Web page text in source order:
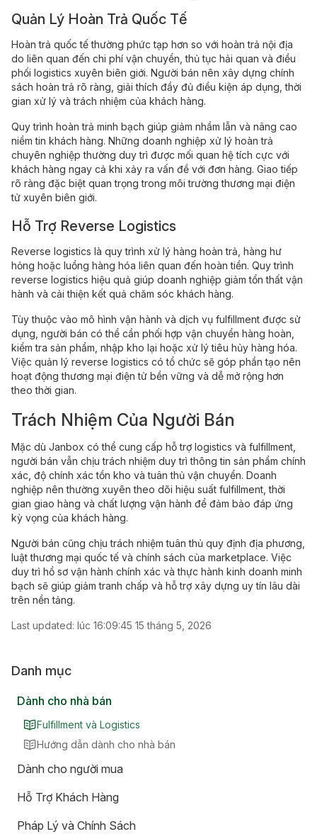
Danh mục
Dành cho nhà bán
Fulfillment và Logistics
Hướng dẫn dành cho nhà bán
Dành cho người mua
Hỗ Trợ Khách Hàng
Pháp Lý và Chính Sách
Quản Lý Hoàn Trả Quốc Tế
Hoàn trả quốc tế thường phức tạp hơn so với hoàn trả nội địa
do liên quan đến chi phí vận chuyển, thủ tục hải quan và điều
phối logistics xuyên biên giới. Người bán nên xây dựng chính
sách hoàn trả rõ ràng, giải thích đầy đủ điều kiện áp dụng, thời
gian xử lý và trách nhiệm của khách hàng.
Quy trình hoàn trả minh bạch giúp giảm nhầm lẫn và nâng cao
niềm tin khách hàng. Những doanh nghiệp xử lý hoàn trả
chuyên nghiệp thường duy trì được mối quan hệ tích cực với
khách hàng ngay cả khi xảy ra vấn đề với đơn hàng. Giao tiếp
rõ ràng đặc biệt quan trọng trong môi trường thương mại điện
tử xuyên biên giới.
Hỗ Trợ Reverse Logistics
Reverse logistics là quy trình xử lý hàng hoàn trả, hàng hư
hỏng hoặc luồng hàng hóa liên quan đến hoàn tiền. Quy trình
reverse logistics hiệu quả giúp doanh nghiệp giảm tổn thất vận
hành và cải thiện kết quả chăm sóc khách hàng.
Tùy thuộc vào mô hình vận hành và dịch vụ fulfillment được sử
dụng, người bán có thể cần phối hợp vận chuyển hàng hoàn,
kiểm tra sản phẩm, nhập kho lại hoặc xử lý tiêu hủy hàng hóa.
Việc quản lý reverse logistics có tổ chức sẽ góp phần tạo nên
hoạt động thương mại điện tử bền vững và dễ mở rộng hơn
theo thời gian.
Trách Nhiệm Của Người Bán
Mặc dù Janbox có thể cung cấp hỗ trợ logistics và fulfillment,
người bán vẫn chịu trách nhiệm duy trì thông tin sản phẩm chính
xác, độ chính xác tồn kho và tuân thủ vận chuyển. Doanh
nghiệp nên thường xuyên theo dõi hiệu suất fulfillment, thời
gian giao hàng và chất lượng vận hành để đảm bảo đáp ứng
kỳ vọng của khách hàng.
Người bán cũng chịu trách nhiệm tuân thủ quy định địa phương,
luật thương mại quốc tế và chính sách của marketplace. Việc
duy trì hồ sơ vận hành chính xác và thực hành kinh doanh minh
bạch sẽ giúp giảm tranh chấp và hỗ trợ xây dựng uy tín lâu dài
trên nền tảng.
Last updated: lúc 16:09:45 15 tháng 5, 2026